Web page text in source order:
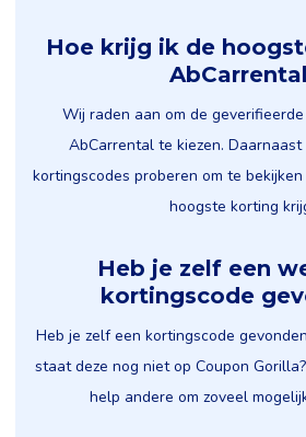
Hoe krijg ik de
Wij raden aan om de
AbCarrental te kiezen.
kortingscodes proberen om te
hoogste korting
Heb je zelf een
kortingscode
Heb je zelf een kortingscode
staat deze nog niet op Coupon
help andere om zoveel